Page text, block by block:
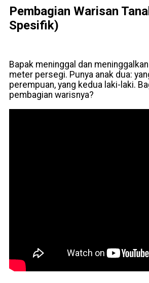
Pembagian Warisan
Spesifik)
Bapak meninggal dan
meter persegi. Punya anak dua:
perempuan, yang kedua laki-laki.
pembagian warisnya?